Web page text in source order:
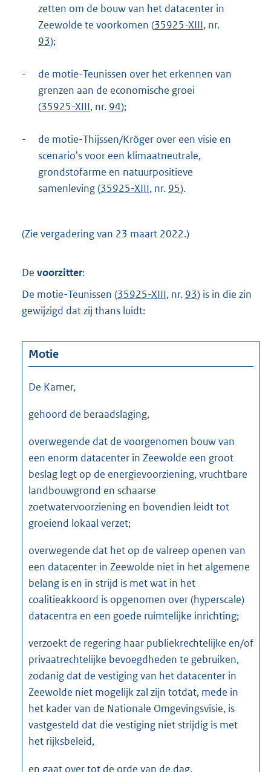
zetten om de bouw van het datacenter in
Zeewolde te voorkomen (35925-XIII, nr.
93);
-
de motie-Teunissen over het erkennen van
grenzen aan de economische groei
(35925-XIII, nr. 94);
-
de motie-Thijssen/Kröger over een visie en
scenario's voor een klimaatneutrale,
grondstofarme en natuurpositieve
samenleving (35925-XIII, nr. 95).
(Zie vergadering van 23 maart 2022.)
De voorzitter:
De motie-Teunissen (35925-XIII, nr. 93) is in die zin
gewijzigd dat zij thans luidt:
Motie
De Kamer,
gehoord de beraadslaging,
overwegende dat de voorgenomen bouw van
een enorm datacenter in Zeewolde een groot
beslag legt op de energievoorziening, vruchtbare
landbouwgrond en schaarse
zoetwatervoorziening en bovendien leidt tot
groeiend lokaal verzet;
overwegende dat het op de valreep openen van
een datacenter in Zeewolde niet in het algemene
belang is en in strijd is met wat in het
coalitieakkoord is opgenomen over (hyperscale)
datacentra en een goede ruimtelijke inrichting;
verzoekt de regering haar publiekrechtelijke en/of
privaatrechtelijke bevoegdheden te gebruiken,
zodanig dat de vestiging van het datacenter in
Zeewolde niet mogelijk zal zijn totdat, mede in
het kader van de Nationale Omgevingsvisie, is
vastgesteld dat die vestiging niet strijdig is met
het rijksbeleid,
en gaat over tot de orde van de dag.